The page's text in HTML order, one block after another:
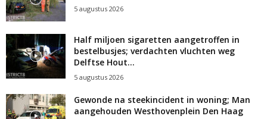
5 augustus 2026
Half miljoen sigaretten aangetroffen in
bestelbusjes; verdachten vluchten weg
Delftse Hout...
5 augustus 2026
Gewonde na steekincident in woning; Man
aangehouden Westhovenplein Den Haag